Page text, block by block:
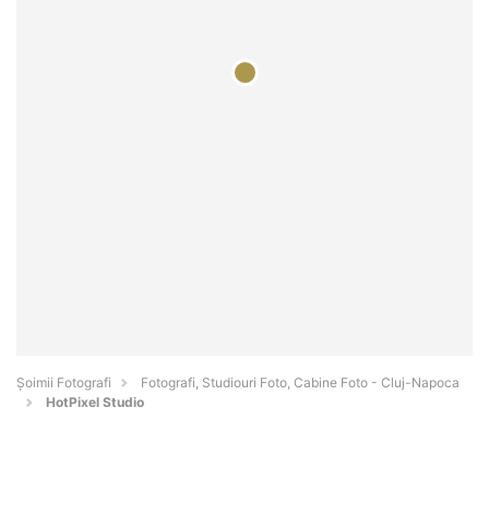
Șoimii Fotografi
Fotografi, Studiouri Foto, Cabine Foto - Cluj-Napoca
HotPixel Studio